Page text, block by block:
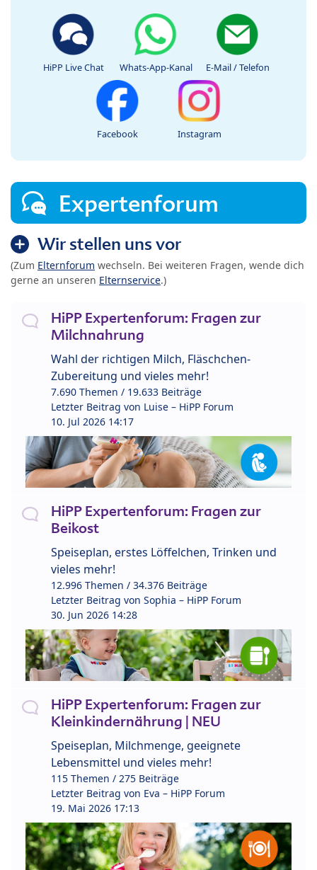
HiPP Live Chat Whats-App-Kanal E-Mail / Telefon
Facebook Instagram
Expertenforum
Wir stellen uns vor
(Zum Elternforum wechseln. Bei weiteren Fragen, wende dich
gerne an unseren Elternservice.)
HiPP Expertenforum: Fragen zur
Milchnahrung
Wahl der richtigen Milch, Fläschchen-
Zubereitung und vieles mehr!
7.690 Themen / 19.633 Beiträge
Letzter Beitrag von Luise – HiPP Forum
10. Jul 2026 14:17
HiPP Expertenforum: Fragen zur
Beikost
Speiseplan, erstes Löffelchen, Trinken und
vieles mehr!
12.996 Themen / 34.376 Beiträge
Letzter Beitrag von Sophia – HiPP Forum
30. Jun 2026 14:28
HiPP Expertenforum: Fragen zur
Kleinkindernährung | NEU
Speiseplan, Milchmenge, geeignete
Lebensmittel und vieles mehr!
115 Themen / 275 Beiträge
Letzter Beitrag von Eva – HiPP Forum
19. Mai 2026 17:13